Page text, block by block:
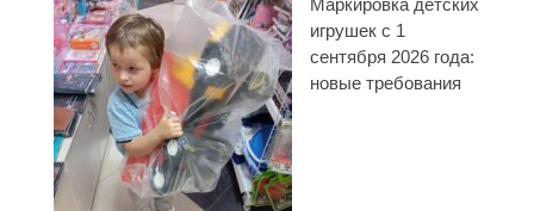
Маркировка детских
игрушек с 1
сентября 2026 года:
новые требования